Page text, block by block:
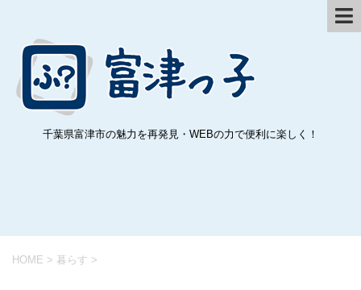
千葉県富津市の魅力を再発見・WEBの力で便利に楽しく！
HOME > 暮らす >